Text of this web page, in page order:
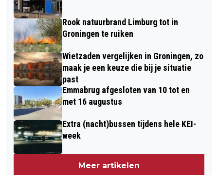
Rook natuurbrand Limburg tot in
Groningen te ruiken
Wietzaden vergelijken in Groningen, zo
maak je een keuze die bij je situatie
past
Emmabrug afgesloten van 10 tot en
met 16 augustus
Extra (nacht)bussen tijdens hele KEI-
week
Meer artikelen